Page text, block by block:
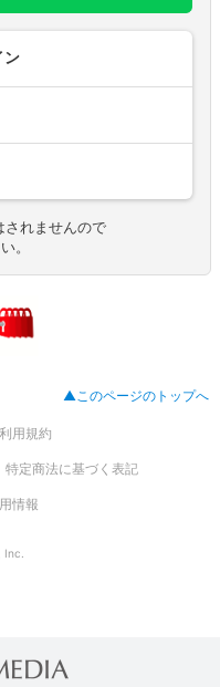
ン
されませんので
。
▲このページのトップへ
利用規約
特定商法に基づく表記
情報